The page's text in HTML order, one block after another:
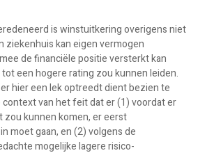
is winstuitkering overigens niet
ziekenhuis kan eigen vermogen
de financiële positie versterkt kan
een hogere rating zou kunnen leiden.
hier een lek optreedt dient bezien te
van het feit dat er (1) voordat er
kunnen komen, er eerst
moet gaan, en (2) volgens de
mogelijke lagere risico-